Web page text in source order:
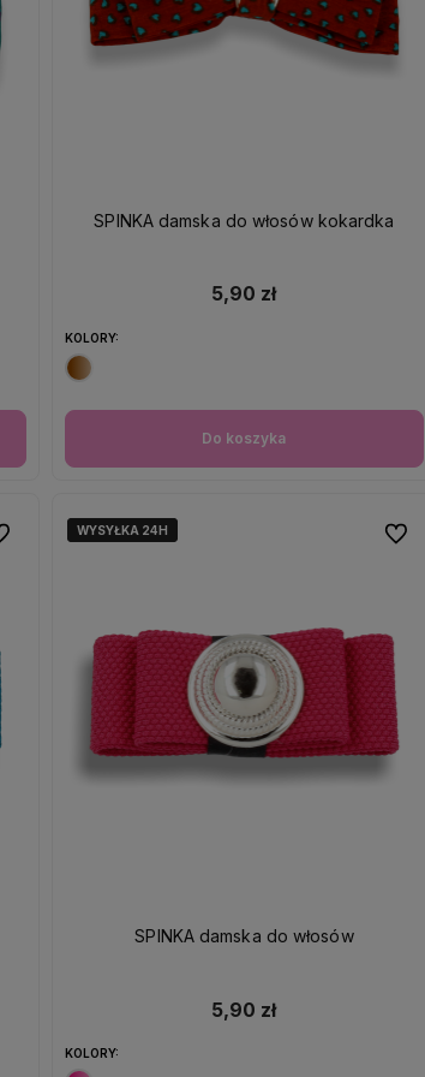
są dostępne od ręki!
SPINKA damska do włosów kokardka
5,90 zł
KOLORY:
Do koszyka
ulubionychWYSYŁKA 24H
WYSYŁKA 24H
SPINKA damska do włosów
5,90 zł
KOLORY:
Do